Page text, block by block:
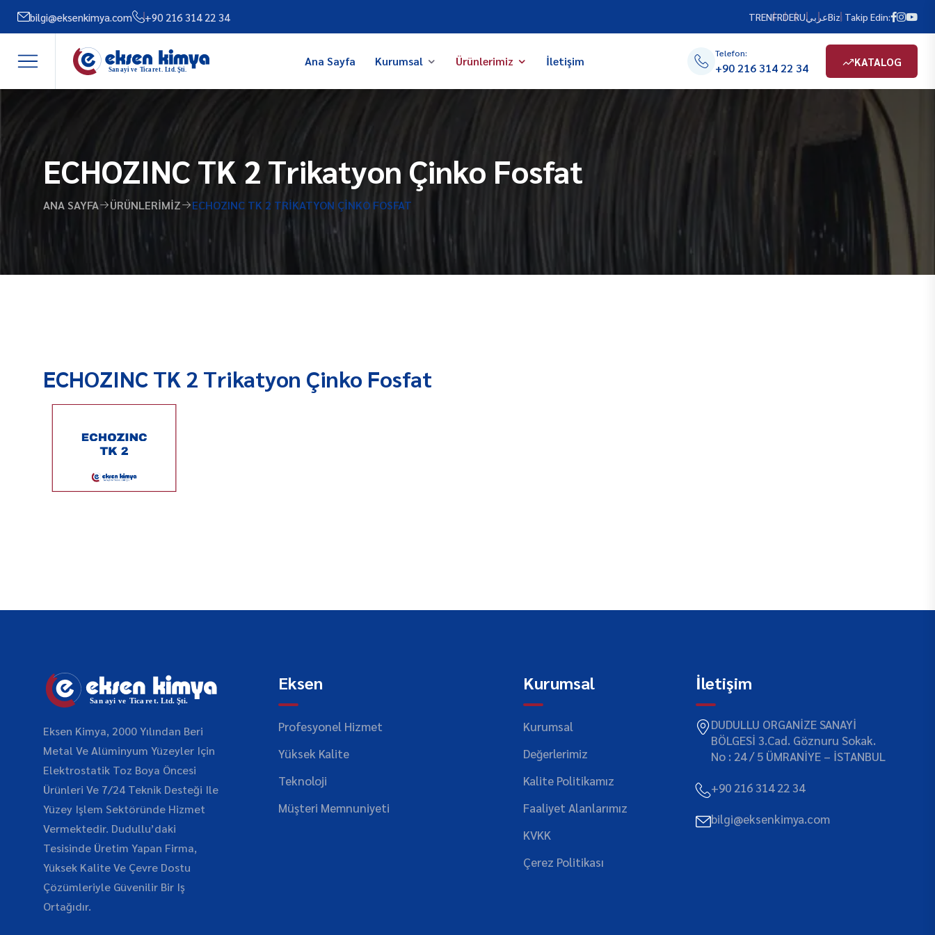
bilgi@eksenkimya.com +90 216 314 22 34 TRENFRDERUعربيBizi Takip Edin:
Ana Sayfa Kurumsal Ürünlerimiz İletişim
Telefon:
+90 216 314 22 34 KATALOG
ECHOZINC TK 2 Trikatyon Çinko Fosfat
ANA SAYFA ÜRÜNLERIMIZ ECHOZINC TK 2 TRIKATYON ÇINKO FOSFAT
ECHOZINC TK 2 Trikatyon Çinko Fosfat
Eksen Kimya, 2000 Yılından Beri
Metal Ve Alüminyum Yüzeyler Için
Elektrostatik Toz Boya Öncesi
Ürünleri Ve 7/24 Teknik Desteği Ile
Yüzey Işlem Sektöründe Hizmet
Vermektedir. Dudullu’daki
Tesisinde Üretim Yapan Firma,
Yüksek Kalite Ve Çevre Dostu
Çözümleriyle Güvenilir Bir Iş
Ortağıdır.
Eksen
Profesyonel Hizmet
Yüksek Kalite
Teknoloji
Müşteri Memnuniyeti
Kurumsal
Kurumsal
Değerlerimiz
Kalite Politikamız
Faaliyet Alanlarımız
KVKK
Çerez Politikası
İletişim
DUDULLU ORGANİZE SANAYİ
BÖLGESİ 3.Cad. Göznuru Sokak.
No : 24 / 5 ÜMRANİYE – İSTANBUL
+90 216 314 22 34
bilgi@eksenkimya.com